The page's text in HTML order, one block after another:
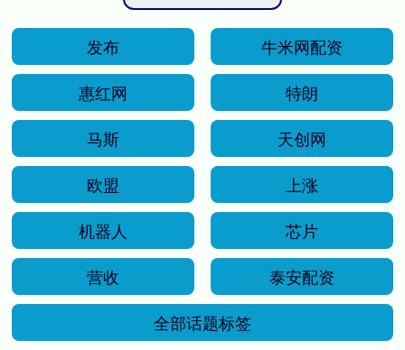
发布
牛米网配资
惠红网
特朗
马斯
天创网
欧盟
上涨
机器人
芯片
营收
泰安配资
全部话题标签